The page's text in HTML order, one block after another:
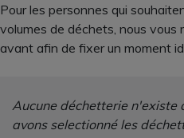
Pour les personnes qui
volumes de déchets, nous
avant afin de fixer un moment
Aucune déchetterie n'existe
avons selectionné les